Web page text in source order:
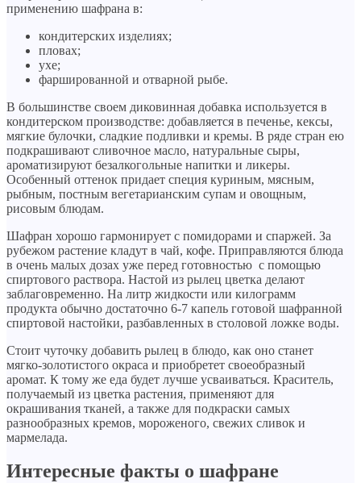
применению шафрана в:
кондитерских изделиях;
пловах;
ухе;
фаршированной и отварной рыбе.
В большинстве своем диковинная добавка используется в
кондитерском производстве: добавляется в печенье, кексы,
мягкие булочки, сладкие подливки и кремы. В ряде стран ею
подкрашивают сливочное масло, натуральные сыры,
ароматизируют безалкогольные напитки и ликеры.
Особенный оттенок придает специя куриным, мясным,
рыбным, постным вегетарианским супам и овощным,
рисовым блюдам.
Шафран хорошо гармонирует с помидорами и спаржей. За
рубежом растение кладут в чай, кофе. Приправляются блюда
в очень малых дозах уже перед готовностью с помощью
спиртового раствора. Настой из рылец цветка делают
заблаговременно. На литр жидкости или килограмм
продукта обычно достаточно 6-7 капель готовой шафранной
спиртовой настойки, разбавленных в столовой ложке воды.
Стоит чуточку добавить рылец в блюдо, как оно станет
мягко-золотистого окраса и приобретет своеобразный
аромат. К тому же еда будет лучше усваиваться. Краситель,
получаемый из цветка растения, применяют для
окрашивания тканей, а также для подкраски самых
разнообразных кремов, мороженого, свежих сливок и
мармелада.
Интересные факты о шафране